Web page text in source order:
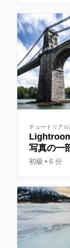
チュートリアル
写真の一
初級 6 分